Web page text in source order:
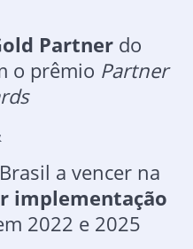
Partner do
o prêmio Partner
a vencer na
implementação
2022 e 2025